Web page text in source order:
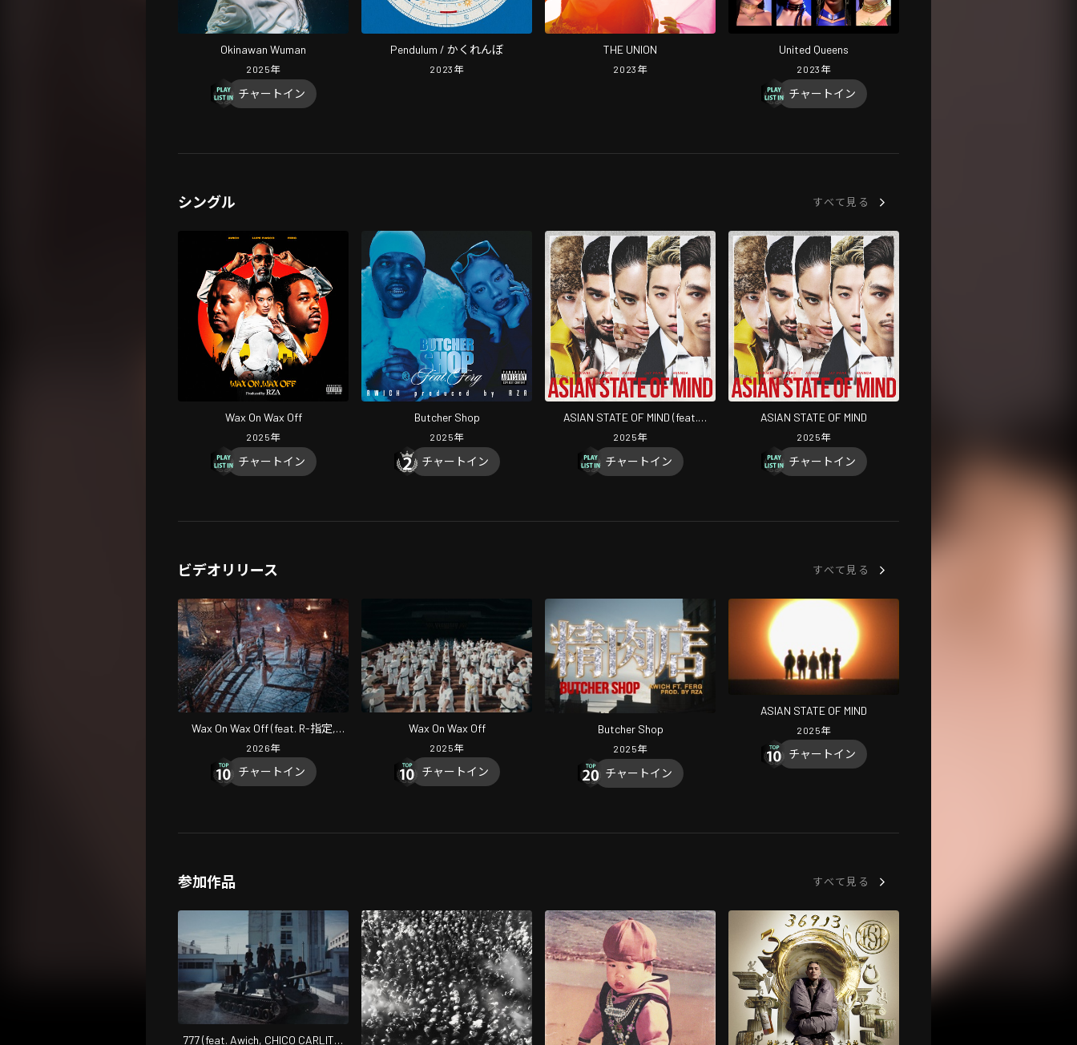
Okinawan Wuman
2025年
チャートイン
Pendulum / かくれんぼ
2023 年
THE UNION
2023 年
United Queens
2023 年
チャートイン
シングル すべて見る
Wax On Wax Off
2025年
チャートイン
Butcher Shop
2025年
チャートイン
ASIAN STATE OF MIND (feat.
Masiwei & VannDa)
2025年
チャートイン
ASIAN STATE OF MIND
2025年
チャートイン
ビデオリリース すべて見る
Wax On Wax Off (feat. R-指定,
NENE, 鎮座DOPENESS & C.O.S.A.)
[-Japan Remix-]
2026年
チャートイン
Wax On Wax Off
2025年
チャートイン
Butcher Shop
2025年
チャートイン
ASIAN STATE OF MIND
2025年
チャートイン
参加作品 すべて見る
777 (feat. Awich, CHICO CARLITO,